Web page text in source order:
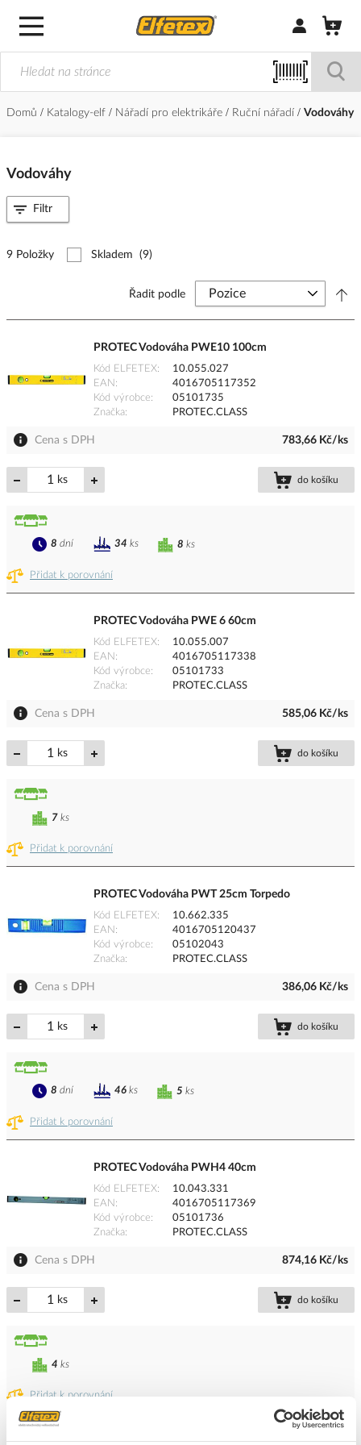
Přihlásit/
Domů Katalogy-elf Nářadí pro elektrikáře Ruční nářadí Vodováhy
Vodováhy
9 Položky Skladem (9)
Řadit podle
PROTEC Vodováha PWE10 100cm
Kód ELFETEX
10.055.027
EAN
4016705117352
Kód výrobce
05101735
Značka
PROTEC.CLASS
Cena s DPH 783,66 Kč/ks
ks do košíku
Přidat k porovnání
8 ks
8 dní 34 ks
PROTEC Vodováha PWE 6 60cm
Kód ELFETEX
10.055.007
EAN
4016705117338
Kód výrobce
05101733
Značka
PROTEC.CLASS
Cena s DPH 585,06 Kč/ks
ks do košíku
Přidat k porovnání
7 ks
PROTEC Vodováha PWT 25cm Torpedo
Kód ELFETEX
10.662.335
EAN
4016705120437
Kód výrobce
05102043
Značka
PROTEC.CLASS
Cena s DPH 386,06 Kč/ks
ks do košíku
Přidat k porovnání
5 ks
8 dní 46 ks
PROTEC Vodováha PWH4 40cm
Kód ELFETEX
10.043.331
EAN
4016705117369
Kód výrobce
05101736
Značka
PROTEC.CLASS
Cena s DPH 874,16 Kč/ks
ks do košíku
Přidat k porovnání
4 ks
PROTEC Vodováha PWE 4 40cm
Filtr